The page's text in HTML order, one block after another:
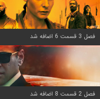
فصل 3 قسمت 6 اضافه شد
فصل 2 قسمت 8 اضافه شد